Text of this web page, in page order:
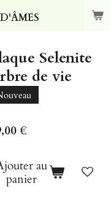
Selenite
de vie
€
au
panier